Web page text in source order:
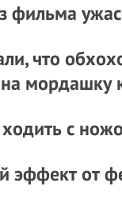
фильма
что
мордашку
с
эффект от